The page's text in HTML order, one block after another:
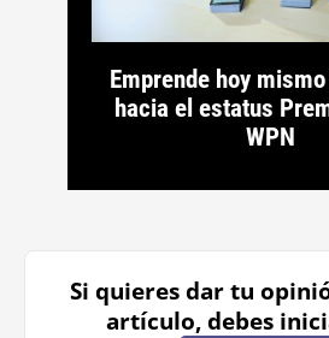
Emprende hoy
hacia el estatus
WPN
Si quieres dar tu
artículo, debes